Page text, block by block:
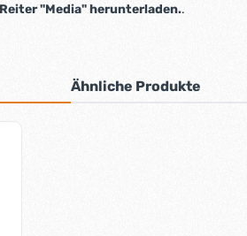
"Media" herunterladen..
Ähnliche Produkte